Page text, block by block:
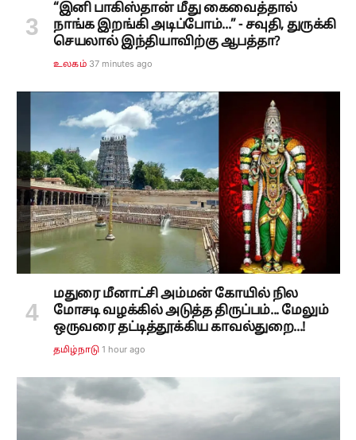
“இனி பாகிஸ்தான் மீது கைவைத்தால்
நாங்க இறங்கி அடிப்போம்...” - சவுதி, துருக்கி
செயலால் இந்தியாவிற்கு ஆபத்தா?
உலகம் 37 minutes ago
மதுரை மீனாட்சி அம்மன் கோயில் நில
மோசடி வழக்கில் அடுத்த திருப்பம்... மேலும்
ஒருவரை தட்டித்தூக்கிய காவல்துறை...!
தமிழ்நாடு 1 hour ago